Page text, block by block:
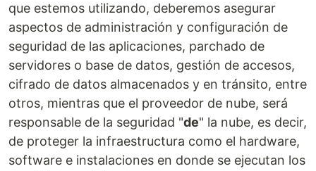
que estemos utilizando, deberemos asegurar
aspectos de administración y configuración de
seguridad de las aplicaciones, parchado de
servidores o base de datos, gestión de accesos,
cifrado de datos almacenados y en tránsito, entre
otros, mientras que el proveedor de nube, será
responsable de la seguridad "de" la nube, es decir,
de proteger la infraestructura como el hardware,
software e instalaciones en donde se ejecutan los